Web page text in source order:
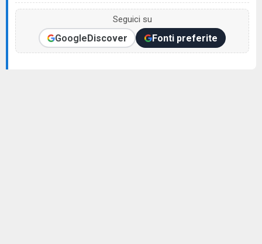
Seguici su
GoogleDiscover Fonti preferite